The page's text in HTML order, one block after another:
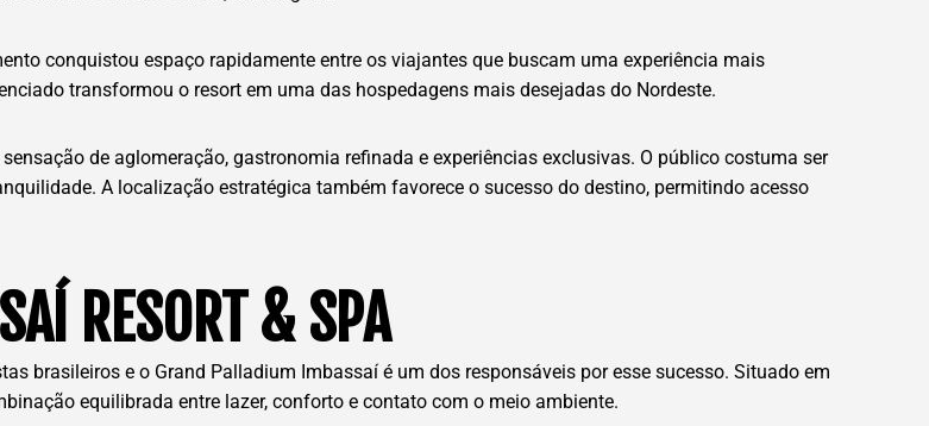
conquistou espaço rapidamente entre os viajantes que buscam uma experiência mais
transformou o resort em uma das hospedagens mais desejadas do Nordeste.
de aglomeração, gastronomia refinada e experiências exclusivas. O público costuma ser
A localização estratégica também favorece o sucesso do destino, permitindo acesso
RESORT & SPA
brasileiros e o Grand Palladium Imbassaí é um dos responsáveis por esse sucesso. Situado em
equilibrada entre lazer, conforto e contato com o meio ambiente.